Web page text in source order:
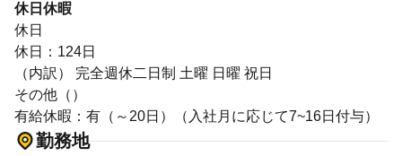
休日休暇
休日
休日：124日
（内訳） 完全週休二日制 土曜 日曜 祝日
その他（）
有給休暇：有（～20日）（入社月に応じて7~16日付与）
勤務地